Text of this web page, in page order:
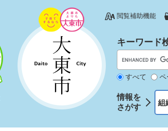
閲覧補助機能
キーワード
すべて ペ
情報を
さがす
組